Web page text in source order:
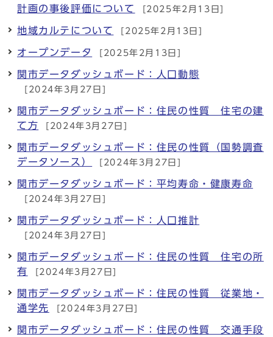
計画の事後評価について
[2025年2月13日]
地域カルテについて [2025年2月13日]
オープンデータ [2025年2月13日]
関市データダッシュボード：人口動態
[2024年3月27日]
関市データダッシュボード：住民の性質 住宅の建
て方
[2024年3月27日]
関市データダッシュボード：住民の性質（国勢調査
データソース）
[2024年3月27日]
関市データダッシュボード：平均寿命・健康寿命
[2024年3月27日]
関市データダッシュボード：人口推計
[2024年3月27日]
関市データダッシュボード：住民の性質 住宅の所
有
[2024年3月27日]
関市データダッシュボード：住民の性質 従業地・
通学先
[2024年3月27日]
関市データダッシュボード：住民の性質 交通手段